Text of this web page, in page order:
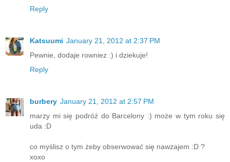
Reply
Katsuumi January 21, 2012 at 2:37 PM
Pewnie, dodaje rowniez :) i dziekuje!
Reply
burbery January 21, 2012 at 2:57 PM
marzy mi się podróż do Barcelony :) może w tym roku się
uda :D
co myślisz o tym żeby obserwować się nawzajem :D ?
xoxo